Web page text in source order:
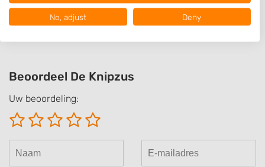
Op afspraak
Beoordeel De Knipzus
Uw beoordeling:
Your consent and the cookie policy applies solely to this website/app.
View Partner List (1016 IAB Vendors)
We use your data for the following purposes:
Store and/or access information on a device
Use limited data to select advertising
Create profiles for personalised advertising
advertising
No, adjust Deny